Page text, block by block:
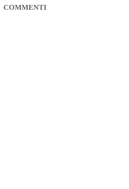
COMMENTI